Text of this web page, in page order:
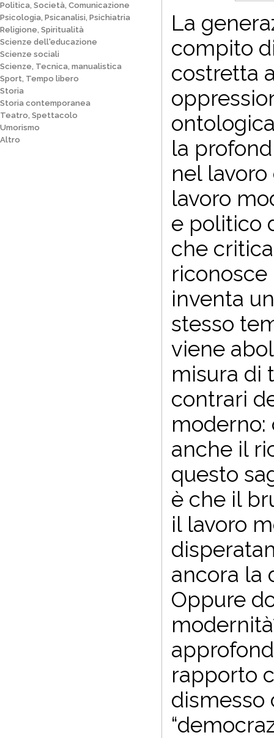
Politica, Società, Comunicazione
Psicologia, Psicanalisi, Psichiatria
Religione, Spiritualità
Scienze dell'educazione
Scienze sociali
Scienze, Tecnica, manualistica
Sport, Tempo libero
Storia
Storia contemporanea
Teatro, Spettacolo
Umorismo
Altro
La
compito
costretta
la
nel lavoro
lavoro
e politico
che
inventa
stesso
viene
misura di
contrari
moderno:
anche il
questo
è che il
il lavoro
ancora la
Oppure
rapporto
dismesso